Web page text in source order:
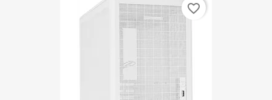
favorite_border